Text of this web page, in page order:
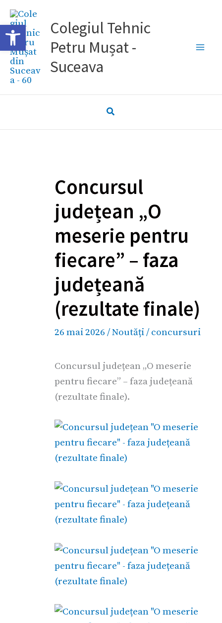
Deschide bara de unelte
Skip
to
content
Colegiul Tehnic
Petru Mușat -
Suceava
Concursul
județean „O
meserie pentru
fiecare” – faza
județeană
(rezultate finale)
26 mai 2026 /Noutăți/concursuri
Concursul județean „O meserie
pentru fiecare” – faza județeană
(rezultate finale).